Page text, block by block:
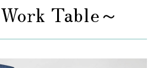
Table～